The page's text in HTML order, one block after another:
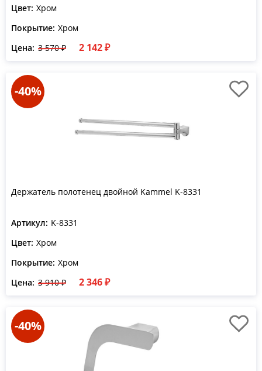
Цвет: Хром
Покрытие: Хром
Цена: 3 570 ₽ 2 142 ₽
-40%
Держатель полотенец двойной Kammel K-8331
Артикул: K-8331
Цвет: Хром
Покрытие: Хром
Цена: 3 910 ₽ 2 346 ₽
-40%